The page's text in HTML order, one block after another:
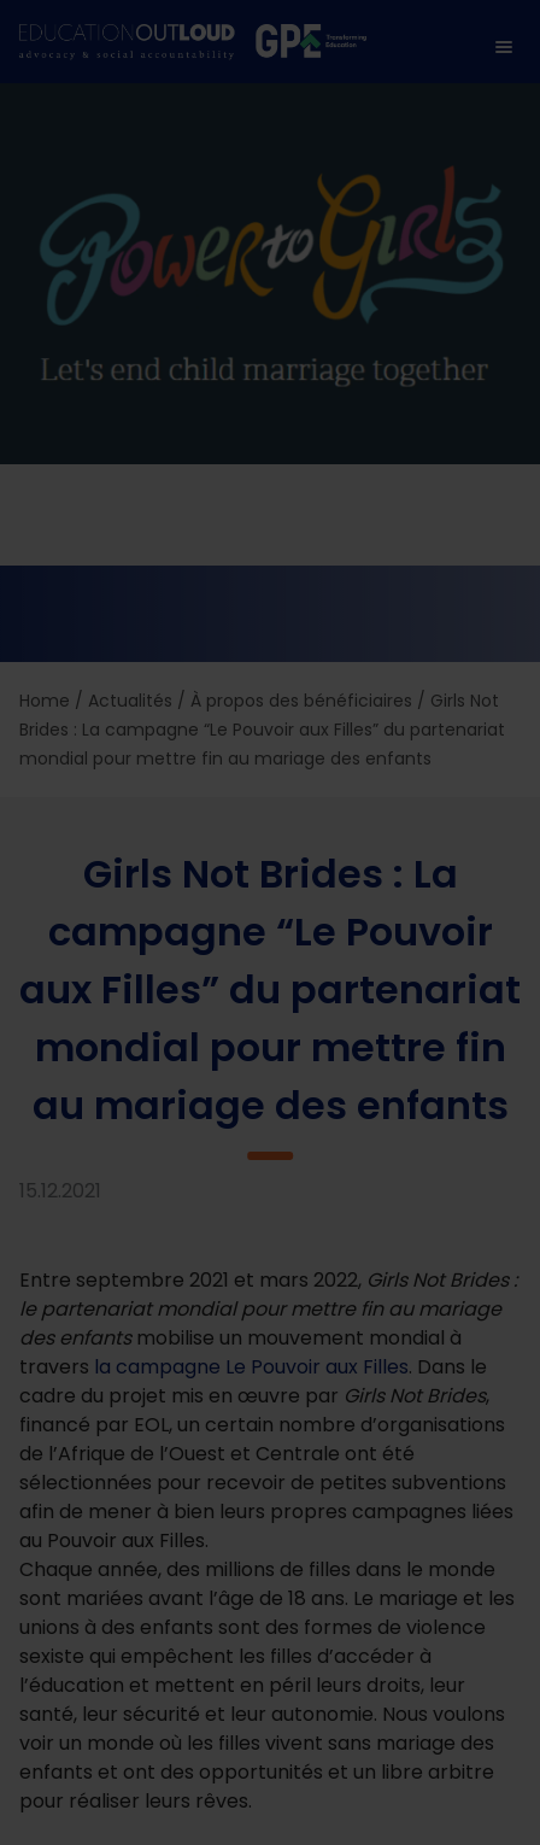
Home / Actualités / À propos des bénéficiaires / Girls Not
Brides : La campagne “Le Pouvoir aux Filles” du partenariat
mondial pour mettre fin au mariage des enfants
Girls Not Brides : La
campagne “Le Pouvoir
aux Filles” du partenariat
mondial pour mettre fin
au mariage des enfants
15.12.2021
Entre septembre 2021 et mars 2022, Girls Not Brides :
le partenariat mondial pour mettre fin au mariage
des enfantsmobilise un mouvement mondial à
travers la campagne Le Pouvoir aux Filles. Dans le
cadre du projet mis en œuvre par Girls Not Brides,
financé par EOL, un certain nombre d’organisations
de l’Afrique de l’Ouest et Centrale ont été
sélectionnées pour recevoir de petites subventions
afin de mener à bien leurs propres campagnes liées
au Pouvoir aux Filles.
Chaque année, des millions de filles dans le monde
sont mariées avant l’âge de 18 ans. Le mariage et les
unions à des enfants sont des formes de violence
sexiste qui empêchent les filles d’accéder à
l’éducation et mettent en péril leurs droits, leur
santé, leur sécurité et leur autonomie. Nous voulons
voir un monde où les filles vivent sans mariage des
enfants et ont des opportunités et un libre arbitre
pour réaliser leurs rêves.